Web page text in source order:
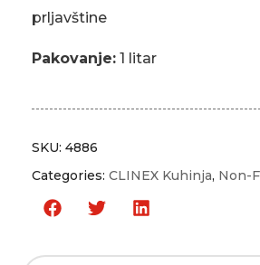
prljavštine
Pakovanje: 1 litar
SKU: 4886
Categories: CLINEX Kuhinja, Non-